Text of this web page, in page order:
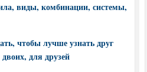
виды, комбинации, системы,
чтобы лучше узнать друг
для друзей